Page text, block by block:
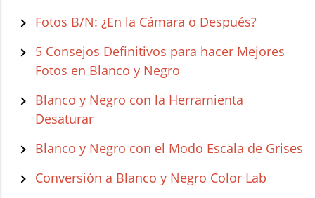
Fotos B/N: ¿En la Cámara o Después?
5 Consejos Definitivos para hacer Mejores
Fotos en Blanco y Negro
Blanco y Negro con la Herramienta
Desaturar
Blanco y Negro con el Modo Escala de Grises
Conversión a Blanco y Negro Color Lab